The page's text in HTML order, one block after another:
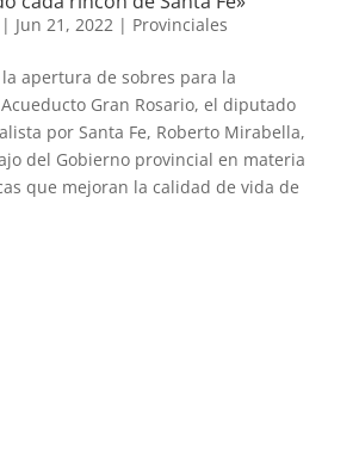
| Jun 21, 2022 | Provinciales
apertura de sobres para la
Gran Rosario, el diputado
por Santa Fe, Roberto Mirabella,
del Gobierno provincial en materia
que mejoran la calidad de vida de